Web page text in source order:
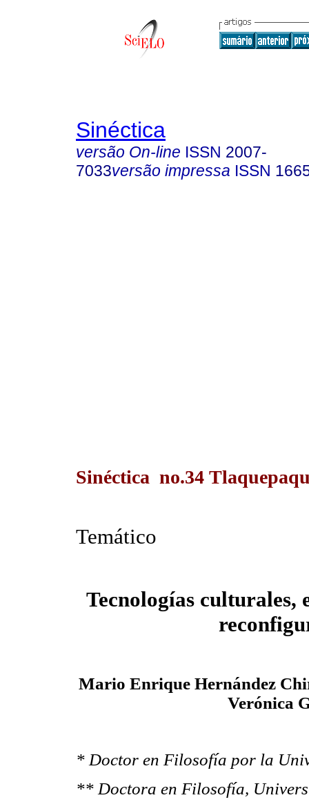
Sinéctica
versão On-line ISSN 2007-
7033versão impressa ISSN
Sinéctica no.34
Temático
Tecnologías culturales,
Mario Enrique Hernández
Verónica
* Doctor en Filosofía por la
** Doctora en Filosofía,